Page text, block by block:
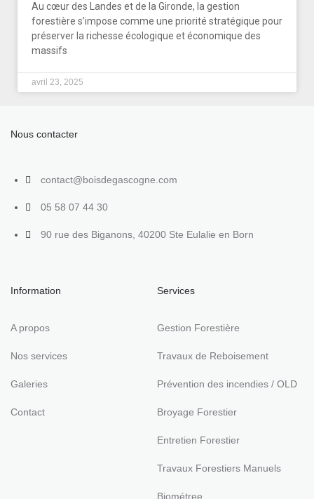
Au cœur des Landes et de la Gironde, la gestion
forestière s’impose comme une priorité stratégique pour
préserver la richesse écologique et économique des
massifs
avril 23, 2025
Nous contacter
contact@boisdegascogne.com
05 58 07 44 30
90 rue des Biganons, 40200 Ste Eulalie en Born
Information
A propos
Nos services
Galeries
Contact
Services
Gestion Forestière
Travaux de Reboisement
Prévention des incendies / OLD
Broyage Forestier
Entretien Forestier
Travaux Forestiers Manuels
Biométree